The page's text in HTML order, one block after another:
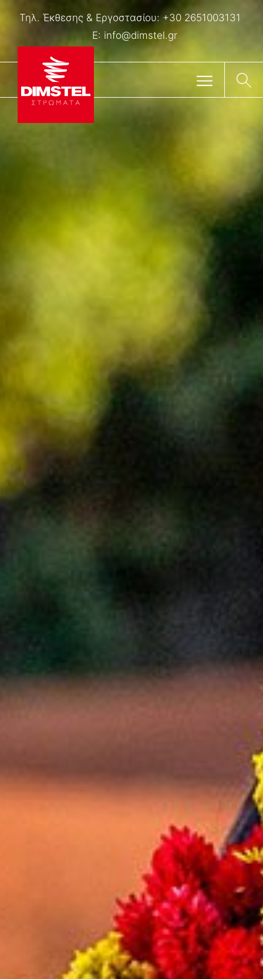
Τηλ. Έκθεσης & Eργοστασίου:+30 2651003131
E: info@dimstel.gr